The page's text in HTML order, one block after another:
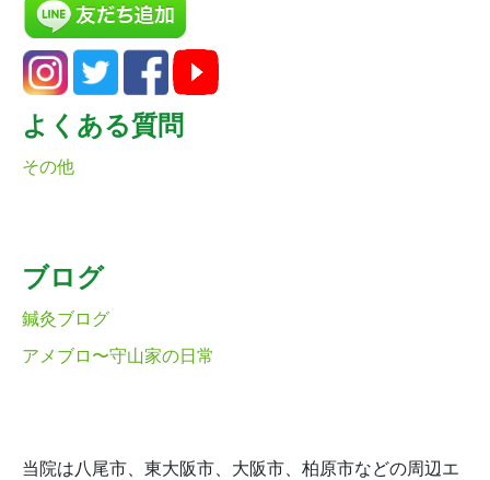
よくある質問
その他
ブログ
鍼灸ブログ
アメブロ〜守山家の日常
当院は八尾市、東大阪市、大阪市、柏原市などの周辺エ